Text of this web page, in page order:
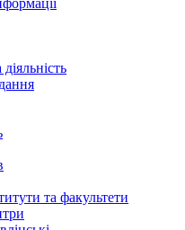
та факультети